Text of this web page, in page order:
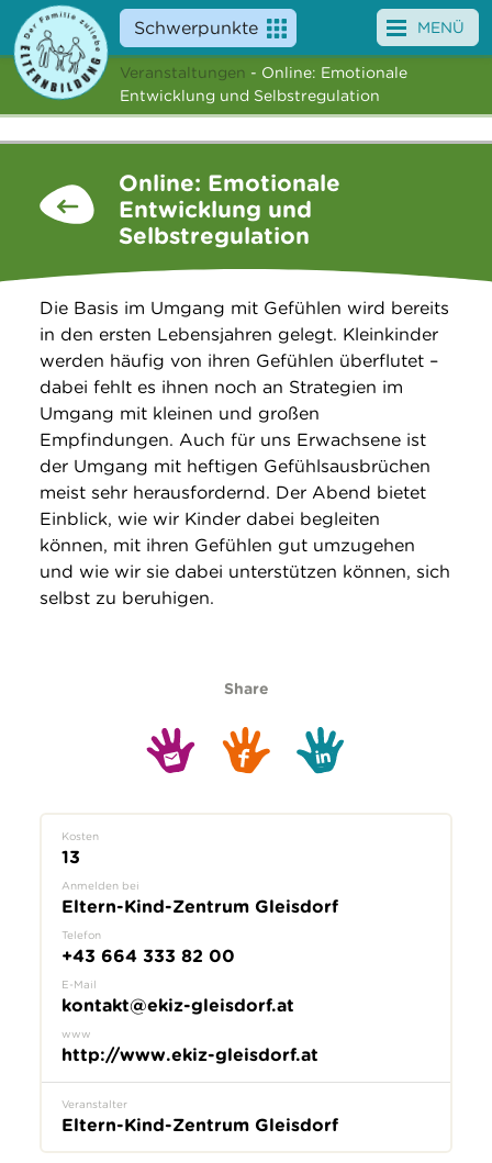
Schwerpunkte
Angebote
News
Suche
MENÜ
Veranstaltungen - Online: Emotionale
Entwicklung und Selbstregulation
Online: Emotionale
Entwicklung und
Selbstregulation
Die Basis im Umgang mit Gefühlen wird bereits
in den ersten Lebensjahren gelegt. Kleinkinder
werden häufig von ihren Gefühlen überflutet –
dabei fehlt es ihnen noch an Strategien im
Umgang mit kleinen und großen
Empfindungen. Auch für uns Erwachsene ist
der Umgang mit heftigen Gefühlsausbrüchen
meist sehr herausfordernd. Der Abend bietet
Einblick, wie wir Kinder dabei begleiten
können, mit ihren Gefühlen gut umzugehen
und wie wir sie dabei unterstützen können, sich
selbst zu beruhigen.
Share
Kosten
13
Anmelden bei
Eltern-Kind-Zentrum Gleisdorf
Telefon
+43 664 333 82 00
E-Mail
kontakt@ekiz-gleisdorf.at
www
http://www.ekiz-gleisdorf.at
Veranstalter
Eltern-Kind-Zentrum Gleisdorf